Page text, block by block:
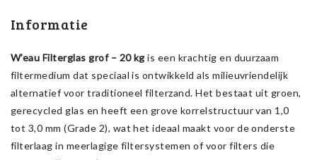
Informatie
W’eau Filterglas grof – 20 kg is een krachtig en duurzaam
filtermedium dat speciaal is ontwikkeld als milieuvriendelijk
alternatief voor traditioneel filterzand. Het bestaat uit groen,
gerecycled glas en heeft een grove korrelstructuur van 1,0
tot 3,0 mm (Grade 2), wat het ideaal maakt voor de onderste
filterlaag in meerlagige filtersystemen of voor filters die